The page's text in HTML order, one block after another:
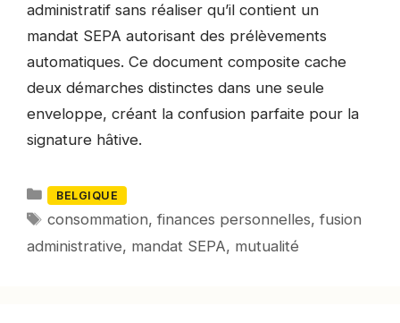
administratif sans réaliser qu’il contient un
mandat SEPA autorisant des prélèvements
automatiques. Ce document composite cache
deux démarches distinctes dans une seule
enveloppe, créant la confusion parfaite pour la
signature hâtive.
Catégories
BELGIQUE
Mots-
clés
consommation,finances personnelles,fusion
administrative, mandat SEPA, mutualité